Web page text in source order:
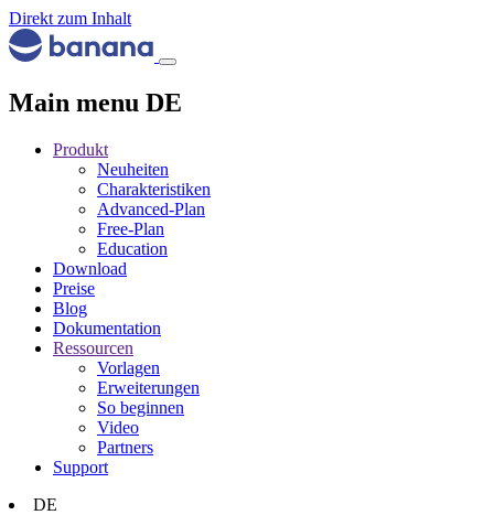
Direkt zum Inhalt
Main menu DE
Produkt
Neuheiten
Charakteristiken
Advanced-Plan
Free-Plan
Education
Download
Preise
Blog
Dokumentation
Ressourcen
Vorlagen
Erweiterungen
So beginnen
Video
Partners
Support
DE